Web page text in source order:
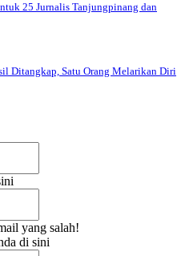
25 Jurnalis Tanjungpinang dan
Ditangkap, Satu Orang Melarikan Diri
yang salah!
di sini